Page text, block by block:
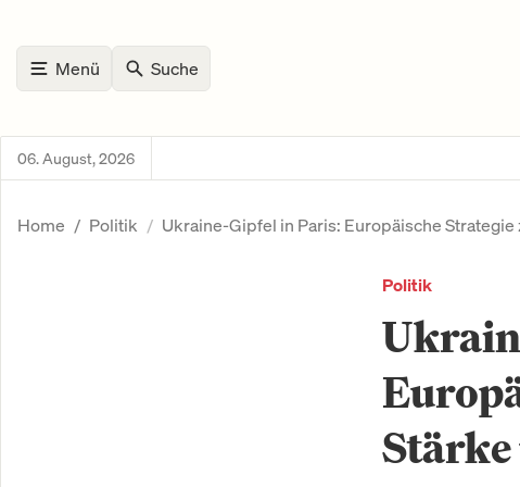
Menü Suche
06. August, 2026
Home Politik Ukraine-Gipfel in Paris: Europäische
Politik